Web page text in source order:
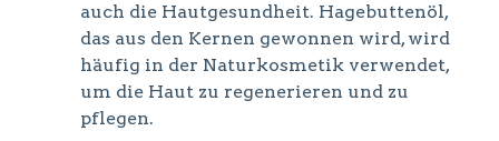
auch die Hautgesundheit. Hagebuttenöl,
das aus den Kernen gewonnen wird, wird
häufig in der Naturkosmetik verwendet,
um die Haut zu regenerieren und zu
pflegen.